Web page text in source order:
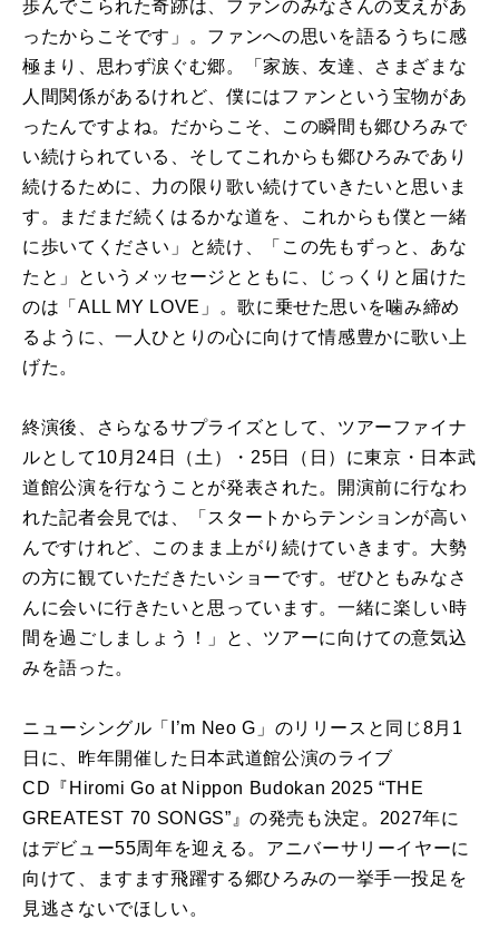
歩んでこられた奇跡は、ファンのみなさんの支えがあ
ったからこそです」。ファンへの思いを語るうちに感
極まり、思わず涙ぐむ郷。「家族、友達、さまざまな
人間関係があるけれど、僕にはファンという宝物があ
ったんですよね。だからこそ、この瞬間も郷ひろみで
い続けられている、そしてこれからも郷ひろみであり
続けるために、力の限り歌い続けていきたいと思いま
す。まだまだ続くはるかな道を、これからも僕と一緒
に歩いてください」と続け、「この先もずっと、あな
たと」というメッセージとともに、じっくりと届けた
のは「ALL MY LOVE」。歌に乗せた思いを噛み締め
るように、一人ひとりの心に向けて情感豊かに歌い上
げた。
終演後、さらなるサプライズとして、ツアーファイナ
ルとして10月24日（土）・25日（日）に東京・日本武
道館公演を行なうことが発表された。開演前に行なわ
れた記者会見では、「スタートからテンションが高い
んですけれど、このまま上がり続けていきます。大勢
の方に観ていただきたいショーです。ぜひともみなさ
んに会いに行きたいと思っています。一緒に楽しい時
間を過ごしましょう！」と、ツアーに向けての意気込
みを語った。
ニューシングル「I’m Neo G」のリリースと同じ8月1
日に、昨年開催した日本武道館公演のライブ
CD『Hiromi Go at Nippon Budokan 2025 “THE
GREATEST 70 SONGS”』の発売も決定。2027年に
はデビュー55周年を迎える。アニバーサリーイヤーに
向けて、ますます飛躍する郷ひろみの一挙手一投足を
見逃さないでほしい。